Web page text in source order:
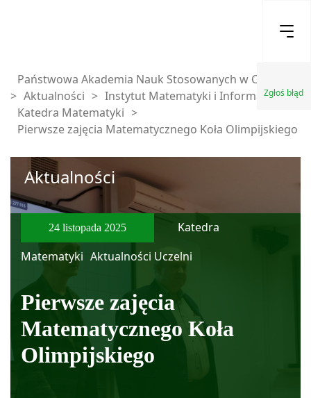
Zgłoś błąd
Państwowa Akademia Nauk Stosowanych w Chełmie
> Aktualności > Instytut Matematyki i Informatyki >
Katedra Matematyki >
Pierwsze zajęcia Matematycznego Koła Olimpijskiego
Aktualności
24 listopada 2025
Katedra
Matematyki Aktualności Uczelni
Pierwsze zajęcia
Matematycznego Koła
Olimpijskiego